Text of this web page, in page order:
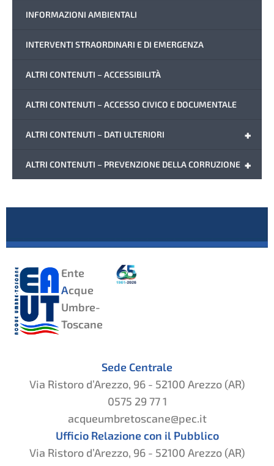
INFORMAZIONI AMBIENTALI
INTERVENTI STRAORDINARI E DI EMERGENZA
ALTRI CONTENUTI – ACCESSIBILITÀ
ALTRI CONTENUTI – ACCESSO CIVICO E DOCUMENTALE
+
ALTRI CONTENUTI – DATI ULTERIORI
+
ALTRI CONTENUTI – PREVENZIONE DELLA CORRUZIONE
Ente
Acque
Umbre-
Toscane
Sede Centrale
Via Ristoro d’Arezzo, 96 - 52100 Arezzo (AR)
0575 29 77 1
acqueumbretoscane@pec.it
Ufficio Relazione con il Pubblico
Via Ristoro d’Arezzo, 96 - 52100 Arezzo (AR)